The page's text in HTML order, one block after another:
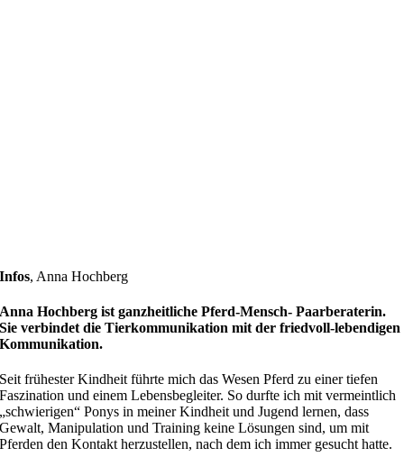
Infos, Anna Hochberg
Anna Hochberg ist ganzheitliche Pferd-Mensch- Paarberaterin.
Sie verbindet die Tierkommunikation mit der friedvoll-lebendigen
Kommunikation.
Seit frühester Kindheit führte mich das Wesen Pferd zu einer tiefen
Faszination und einem Lebensbegleiter. So durfte ich mit vermeintlich
„schwierigen“ Ponys in meiner Kindheit und Jugend lernen, dass
Gewalt, Manipulation und Training keine Lösungen sind, um mit
Pferden den Kontakt herzustellen, nach dem ich immer gesucht hatte.